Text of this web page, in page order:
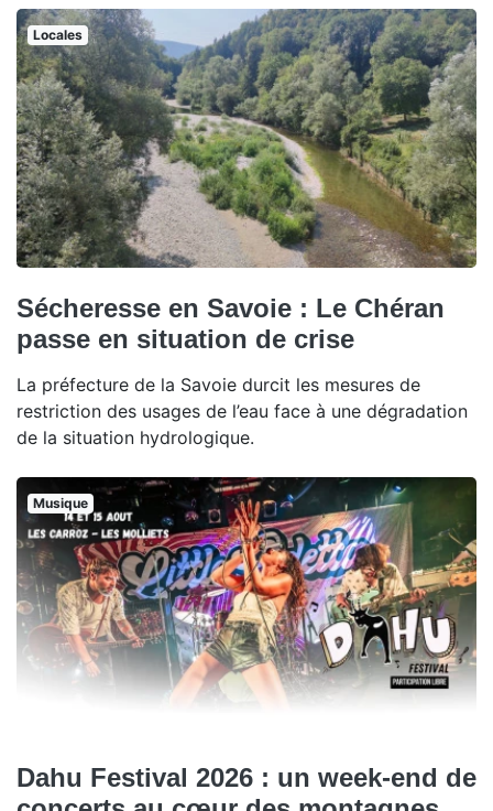
Locales
Sécheresse en Savoie : Le Chéran
passe en situation de crise
La préfecture de la Savoie durcit les mesures de
restriction des usages de l’eau face à une dégradation
de la situation hydrologique.
Musique
Dahu Festival 2026 : un week-end de